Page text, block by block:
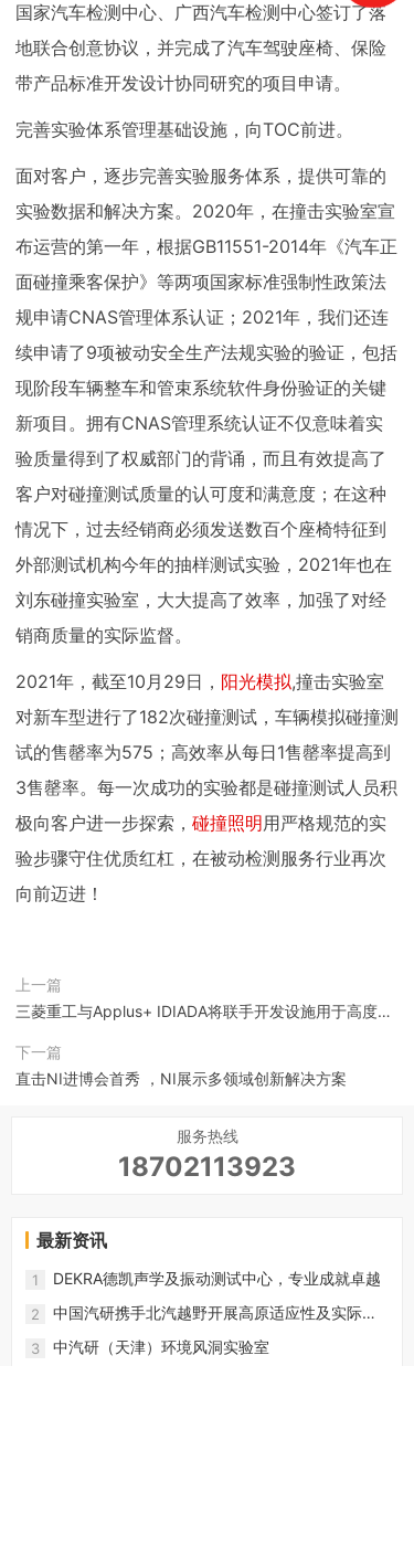
国家汽车检测中心、广西汽车检测中心签订了落
地联合创意协议，并完成了汽车驾驶座椅、保险
带产品标准开发设计协同研究的项目申请。
完善实验体系管理基础设施，向TOC前进。
面对客户，逐步完善实验服务体系，提供可靠的
实验数据和解决方案。2020年，在撞击实验室宣
布运营的第一年，根据GB11551-2014年《汽车正
面碰撞乘客保护》等两项国家标准强制性政策法
规申请CNAS管理体系认证；2021年，我们还连
续申请了9项被动安全生产法规实验的验证，包括
现阶段车辆整车和管束系统软件身份验证的关键
新项目。拥有CNAS管理系统认证不仅意味着实
验质量得到了权威部门的背诵，而且有效提高了
客户对碰撞测试质量的认可度和满意度；在这种
情况下，过去经销商必须发送数百个座椅特征到
外部测试机构今年的抽样测试实验，2021年也在
刘东碰撞实验室，大大提高了效率，加强了对经
销商质量的实际监督。
2021年，截至10月29日， 阳光模拟,撞击实验室
对新车型进行了182次碰撞测试，车辆模拟碰撞测
试的售罄率为575；高效率从每日1售罄率提高到
3售罄率。每一次成功的实验都是碰撞测试人员积
极向客户进一步探索， 碰撞照明用严格规范的实
验步骤守住优质红杠，在被动检测服务行业再次
向前迈进！
上一篇
三菱重工与Applus+ IDIADA将联手开发设施用于高度自
动化车辆环境测试
下一篇
直击NI进博会首秀 ，NI展示多领域创新解决方案
服务热线
18702113923
最新资讯
1 DEKRA德凯声学及振动测试中心，专业成就卓越
2
中国汽研携手北汽越野开展高原适应性及实际道
路排放试验
3 中汽研（天津）环境风洞实验室